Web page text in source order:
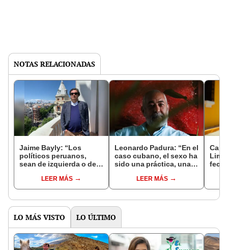
NOTAS RELACIONADAS
Jaime Bayly: “Los
políticos peruanos,
sean de izquierda o de
encuentran la manera
de decepcionarte”
LEER MÁS
Leonardo Padura: “En el
caso cubano, el sexo ha
sido una práctica, una
la vida cotidiana de las
personas"
LEER MÁS
LO MÁS VISTO LO ÚLTIMO